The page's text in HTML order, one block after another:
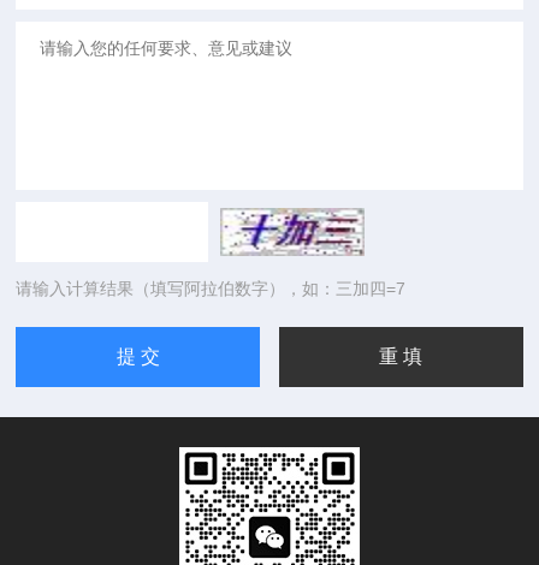
请输入计算结果（填写阿拉伯数字），如：三加四=7